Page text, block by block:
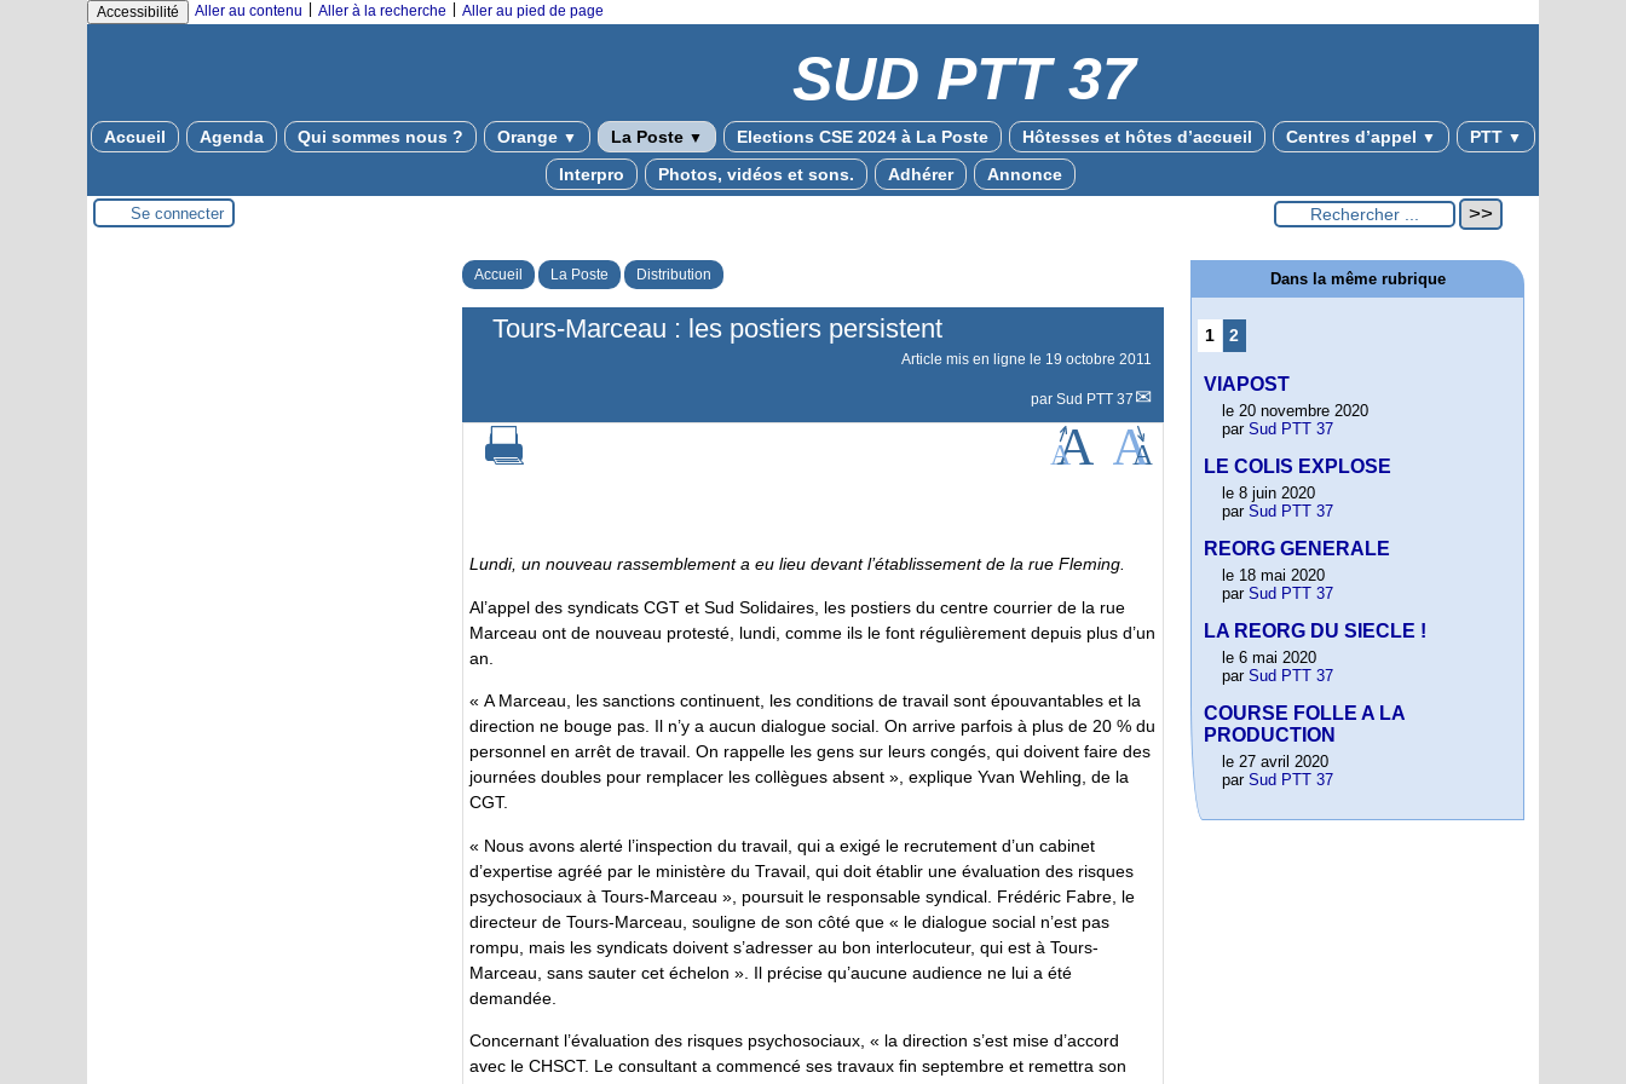
Accessibilité Aller au contenu Aller à la recherche Aller au pied de page
SUD PTT 37
Accueil Agenda Qui sommes nous ? Orange ▼ La Poste ▼ Elections CSE 2024 à La Poste Hôtesses et hôtes d’accueil Centres d’appel ▼ PTT ▼
Interpro Photos, vidéos et sons. Adhérer Annonce
Se connecter
Accueil La Poste Distribution
Tours-Marceau : les postiers persistent
Article mis en ligne le 19 octobre 2011
par Sud PTT 37
Lundi, un nouveau rassemblement a eu lieu devant l’établissement de la rue Fleming.
Al’appel des syndicats CGT et Sud Solidaires, les postiers du centre courrier de la rue
Marceau ont de nouveau protesté, lundi, comme ils le font régulièrement depuis plus d’un
an.
« A Marceau, les sanctions continuent, les conditions de travail sont épouvantables et la
direction ne bouge pas. Il n’y a aucun dialogue social. On arrive parfois à plus de 20 % du
personnel en arrêt de travail. On rappelle les gens sur leurs congés, qui doivent faire des
journées doubles pour remplacer les collègues absent », explique Yvan Wehling, de la
CGT.
« Nous avons alerté l’inspection du travail, qui a exigé le recrutement d’un cabinet
d’expertise agréé par le ministère du Travail, qui doit établir une évaluation des risques
psychosociaux à Tours-Marceau », poursuit le responsable syndical. Frédéric Fabre, le
directeur de Tours-Marceau, souligne de son côté que « le dialogue social n’est pas
rompu, mais les syndicats doivent s’adresser au bon interlocuteur, qui est à Tours-
Marceau, sans sauter cet échelon ». Il précise qu’aucune audience ne lui a été
demandée.
Concernant l’évaluation des risques psychosociaux, « la direction s’est mise d’accord
avec le CHSCT. Le consultant a commencé ses travaux fin septembre et remettra son
Dans la même rubrique
1 2
VIAPOST
le 20 novembre 2020
par Sud PTT 37
LE COLIS EXPLOSE
le 8 juin 2020
par Sud PTT 37
REORG GENERALE
le 18 mai 2020
par Sud PTT 37
LA REORG DU SIECLE !
le 6 mai 2020
par Sud PTT 37
COURSE FOLLE A LA
PRODUCTION
le 27 avril 2020
par Sud PTT 37